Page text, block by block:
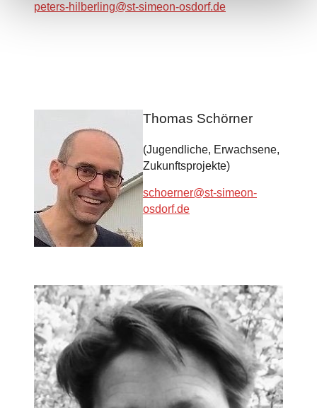
peters-hilberling@st-simeon-osdorf.de
Thomas Schörner
(Jugendliche, Erwachsene,
Zukunftsprojekte)
schoerner@st-simeon-
osdorf.de